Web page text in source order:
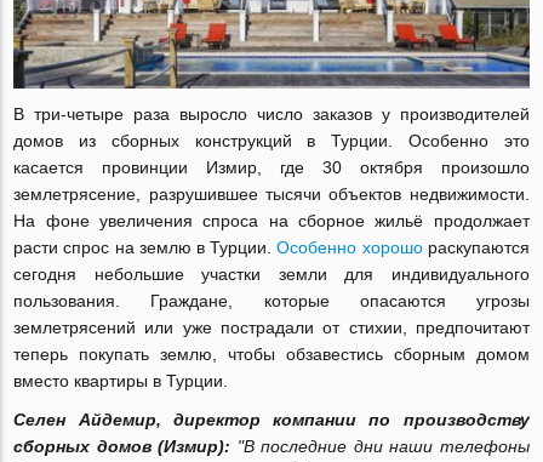
В три-четыре раза выросло число заказов у производителей
домов из сборных конструкций в Турции. Особенно это
касается провинции Измир, где 30 октября произошло
землетрясение, разрушившее тысячи объектов недвижимости.
На фоне увеличения спроса на сборное жильё продолжает
расти спрос на землю в Турции.Особенно хорошораскупаются
сегодня небольшие участки земли для индивидуального
пользования. Граждане, которые опасаются угрозы
землетрясений или уже пострадали от стихии, предпочитают
теперь покупать землю, чтобы обзавестись сборным домом
вместо квартиры в Турции.
Селен Айдемир, директор компании по производству
сборных домов (Измир): "В последние дни наши телефоны